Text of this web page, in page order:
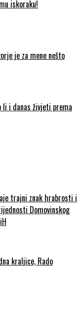
iskoraku!
je za mene nešto
li i danas živjeti prema
trajni znak hrabrosti i
Domovinskog
kraljice, Rado